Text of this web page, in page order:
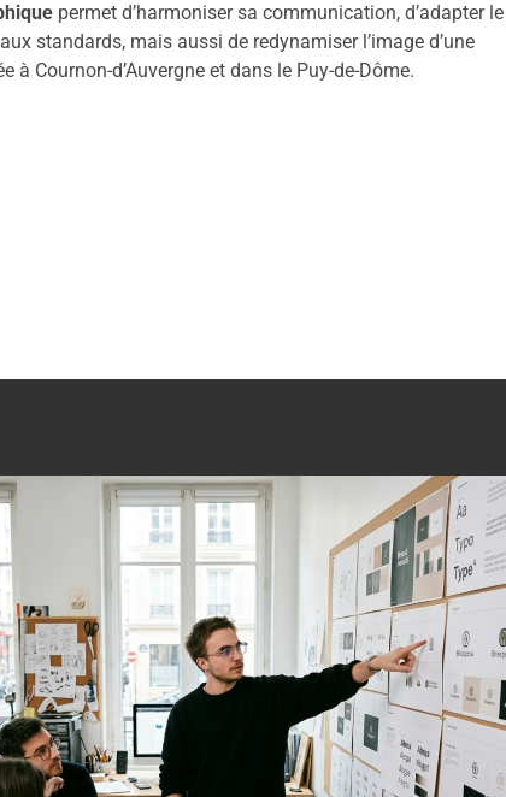
permet d’harmoniser sa communication, d’adapter le
standards, mais aussi de redynamiser l’image d’une
à Cournon-d’Auvergne et dans le Puy-de-Dôme.